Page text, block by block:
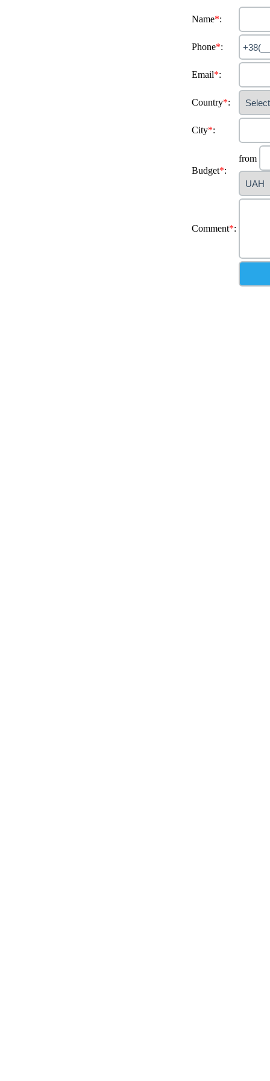
Name*:
Phone*:
Email*:
Country*:
City*:
Budget*:
from
Comment*: